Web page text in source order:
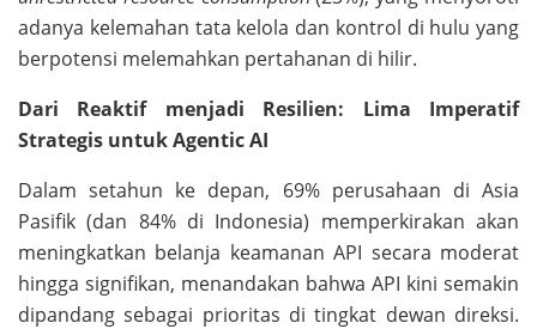
adanya kelemahan tata kelola dan kontrol di hulu yang
berpotensi melemahkan pertahanan di hilir.
Dari Reaktif menjadi Resilien: Lima Imperatif
Strategis untuk Agentic AI
Dalam setahun ke depan, 69% perusahaan di Asia
Pasifik (dan 84% di Indonesia) memperkirakan akan
meningkatkan belanja keamanan API secara moderat
hingga signifikan, menandakan bahwa API kini semakin
dipandang sebagai prioritas di tingkat dewan direksi.